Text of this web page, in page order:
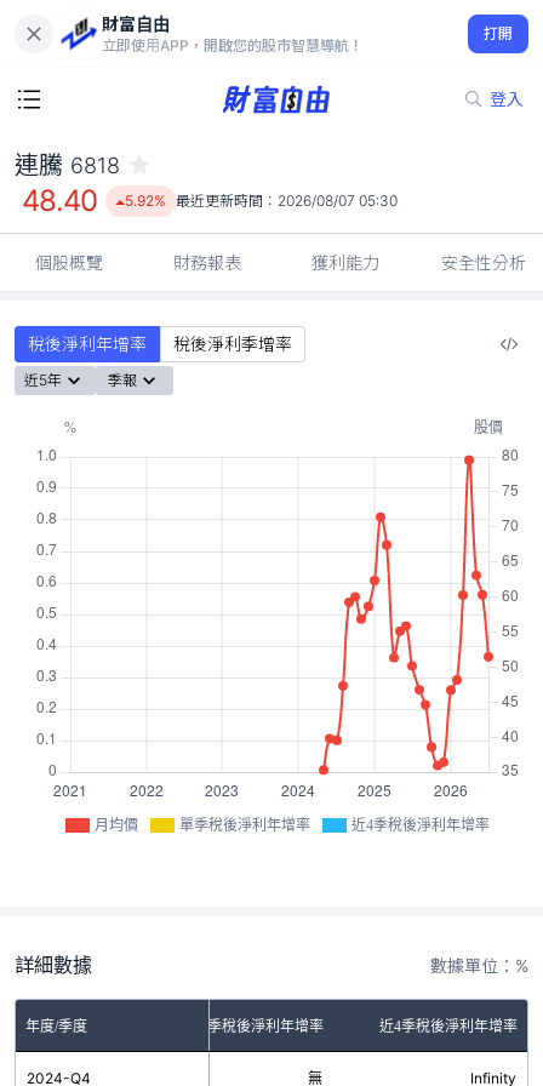
財富自由
立即使用APP，開啟您的股市智慧導航！
打開
登入
48.40
5.92%
連騰 6818
48.40 5.92% 最近更新時間： 2026/08/07 05:30
個股概覽 財務報表 獲利能力 安全性分析
稅後淨利年增率 稅後淨利季增率
近5年 季報
月均價 單季稅後淨利年增率 近4季稅後淨利年增率
詳細數據 數據單位：%
年度/季度 單季稅後淨利年增率 近4季稅後淨利年增率
2024-Q4 無 Infinity